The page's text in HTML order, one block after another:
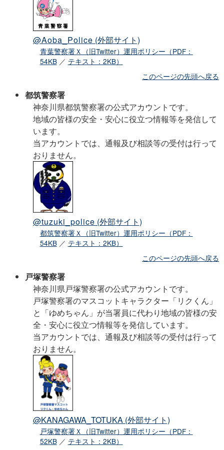
@Aoba_Police (外部サイト)
青葉警察署Ｘ（旧Twitter）運用ポリシー（PDF：
54KB／ テキスト：2KB）
このページの先頭へ戻る
都筑警察署
神奈川県都筑警察署の公式アカウントです。
地域の皆様の安全・安心に役立つ情報等を発信して
います。
当アカウントでは、通報及び相談等の受付は行って
おりません。
@tuzuki_police (外部サイト)
都筑警察署Ｘ（旧Twitter）運用ポリシー（PDF：
54KB／ テキスト：2KB）
このページの先頭へ戻る
戸塚警察署
神奈川県戸塚警察署の公式アカウントです。
戸塚警察署のマスコットキャラクター「リクくん」
と「ゆめちゃん」が当署員に代わり地域の皆様の安
全・安心に役立つ情報等を発信しています。
当アカウントでは、通報及び相談等の受付は行って
おりません。
@KANAGAWA_TOTUKA (外部サイト)
戸塚警察署Ｘ（旧Twitter）運用ポリシー（PDF：
52KB／ テキスト：2KB）